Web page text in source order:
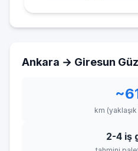
Ankara → Giresun
km
2-4 iş